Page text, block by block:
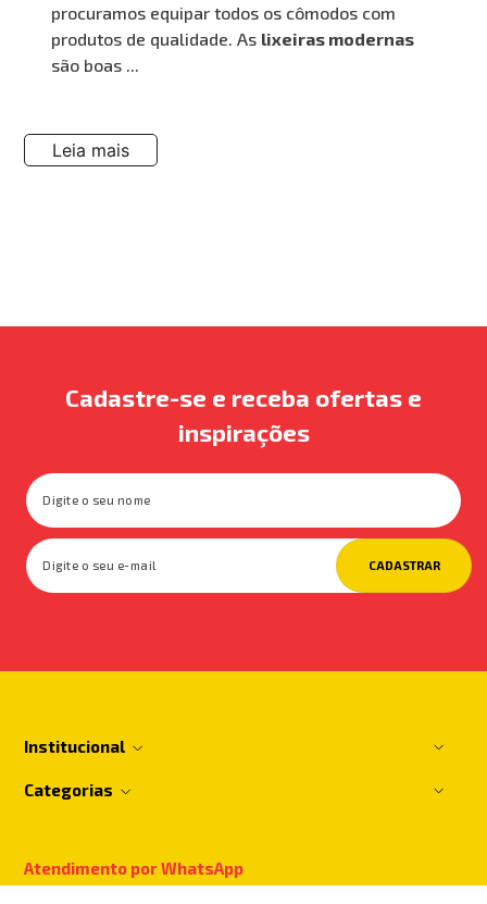
procuramos equipar todos os cômodos com
produtos de qualidade. As lixeiras modernas
são boas ...
Leia mais
Cadastre-se e receba ofertas e
inspirações
CADASTRAR
Institucional
Categorias
Atendimento por WhatsApp